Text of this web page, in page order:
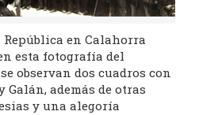
en Calahorra
esta fotografía del
observan dos cuadros con
Galán, además de otras
y una alegoría